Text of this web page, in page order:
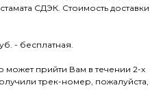
СДЭК. Стоимость доставки
- бесплатная.
прийти Вам в течении 2-х
трек-номер, пожалуйста,